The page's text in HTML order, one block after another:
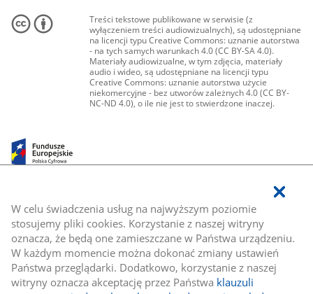
W celu świadczenia usług na najwyższym poziomie
stosujemy pliki cookies. Korzystanie z naszej witryny
oznacza, że będą one zamieszczane w Państwa urządzeniu.
W każdym momencie można dokonać zmiany ustawień
Państwa przeglądarki. Dodatkowo, korzystanie z naszej
witryny oznacza akceptację przez Państwa klauzuli
Treści tekstowe publikowane w serwisie (z
wyłączeniem treści audiowizualnych), są udostępniane
na licencji typu Creative Commons: uznanie autorstwa
- na tych samych warunkach 4.0 (CC BY-SA 4.0).
Materiały audiowizualne, w tym zdjęcia, materiały
audio i wideo, są udostępniane na licencji typu
Creative Commons: uznanie autorstwa użycie
niekomercyjne - bez utworów zależnych 4.0 (CC BY-
NC-ND 4.0), o ile nie jest to stwierdzone inaczej.